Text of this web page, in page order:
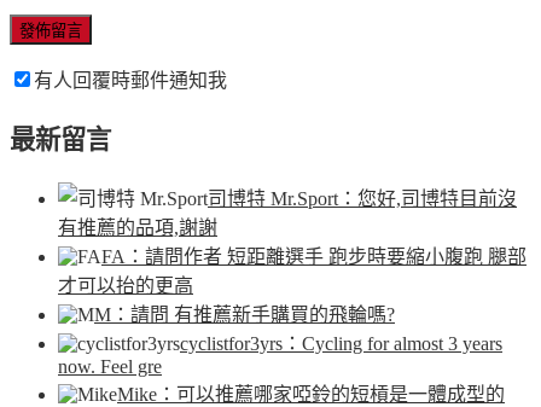
有人回覆時郵件通知我
最新留言
司博特 Mr.Sport ：您好,司博特目前沒
有推薦的品項,謝謝
FA ：請問作者 短距離選手 跑步時要縮小腹跑 腿部
才可以抬的更高
M ：請問 有推薦新手購買的飛輪嗎?
cyclistfor3yrs ：Cycling for almost 3 years
now. Feel gre
Mike ：可以推薦哪家啞鈴的短槓是一體成型的